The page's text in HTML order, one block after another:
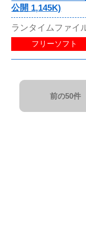
公開 1,145K)
ランタイムファイ
フリーソフト
前の50件